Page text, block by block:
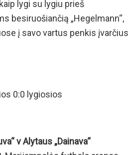
lygi su lygiu prieš
besiruošiančią „Hegelmann“,
į savo vartus penkis įvarčius
0:0 lygiosios
v Alytaus „Dainava“